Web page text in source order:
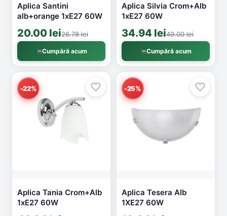
Aplica Santini
alb+orange 1xE27 60W
20.00 lei26.78 lei
Cumpără acum
Aplica Silvia Crom+Alb
1xE27 60W
34.94 lei49.00 lei
Cumpără acum
-22%
Aplica Tania Crom+Alb
1xE27 60W
-25%
Aplica Tesera Alb
1XE27 60W